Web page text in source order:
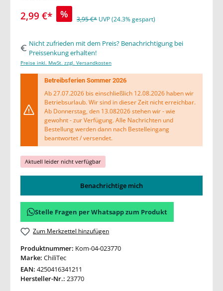
2,99 €* % 3,95 €* UVP (24.3% gespart)
Nicht zufrieden mit dem Preis? Benachrichtigung bei
Preissenkung erhalten!
Preise inkl. MwSt. zzgl. Versandkosten
Betreibsferien Sommer 2026
Ab 27.07.2026 bis einschließlich 12.08.2026 haben wir
Betriebsurlaub. Wir sind in dieser Zeit nicht erreichbar.
Ab Donnerstag, den 13.082026 stehen wir - wie
gewohnt - zur Verfügung. Alle Nachrichten und
Bestellung werden dann nach Bestelleingang
beantwortet / versendet.
Aktuell leider nicht verfügbar
Benachrichtige mich
Stelle Fragen per Whatsapp zum Produkt
Zum Merkzettel hinzufügen
Produktnummer: Kom-04-023770
Marke: ChiliTec
EAN: 4250416341211
Hersteller-Nr.: 23770